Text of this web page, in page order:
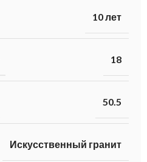
10 лет
18
50.5
Искусственный гранит